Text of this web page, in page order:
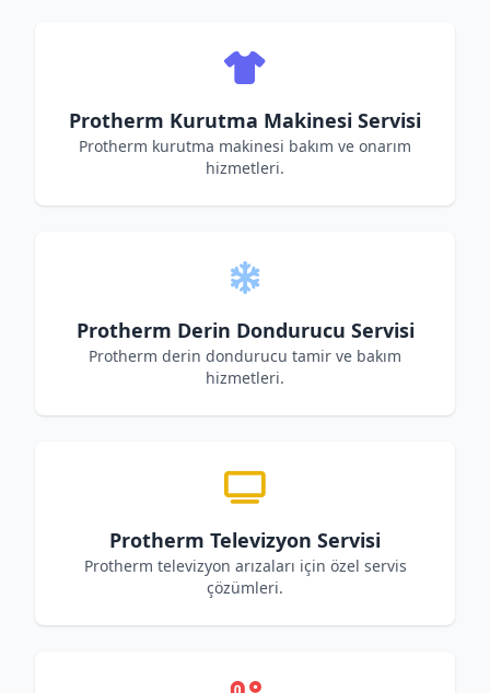
Protherm Kurutma Makinesi Servisi
Protherm kurutma makinesi bakım ve onarım
hizmetleri.
Protherm Derin Dondurucu Servisi
Protherm derin dondurucu tamir ve bakım
hizmetleri.
Protherm Televizyon Servisi
Protherm televizyon arızaları için özel servis
çözümleri.